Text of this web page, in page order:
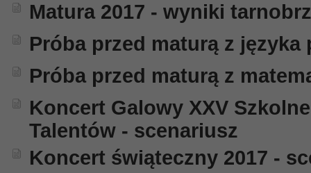
Matura 2017 - wyniki
Próba przed maturą z języka
Próba przed maturą z
Koncert Galowy XXV
Talentów - scenariusz
Koncert świąteczny 2017 -